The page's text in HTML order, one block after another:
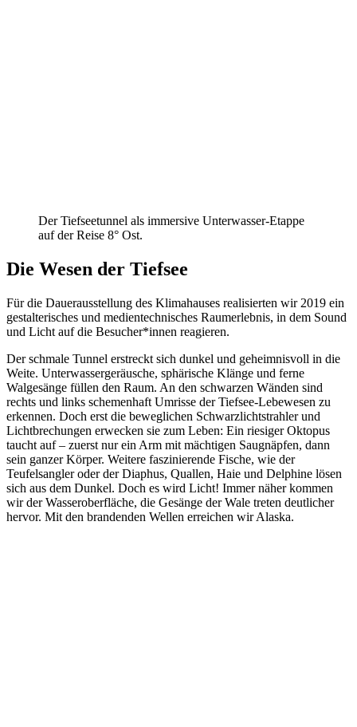
Der Tiefseetunnel als immersive Unterwasser-Etappe
auf der Reise 8° Ost.
Die Wesen der Tiefsee
Für die Dauerausstellung des Klimahauses realisierten wir 2019 ein
gestalterisches und medientechnisches Raumerlebnis, in dem Sound
und Licht auf die Besucher*innen reagieren.
Der schmale Tunnel erstreckt sich dunkel und geheimnisvoll in die
Weite. Unterwassergeräusche, sphärische Klänge und ferne
Walgesänge füllen den Raum. An den schwarzen Wänden sind
rechts und links schemenhaft Umrisse der Tiefsee-Lebewesen zu
erkennen. Doch erst die beweglichen Schwarzlichtstrahler und
Lichtbrechungen erwecken sie zum Leben: Ein riesiger Oktopus
taucht auf – zuerst nur ein Arm mit mächtigen Saugnäpfen, dann
sein ganzer Körper. Weitere faszinierende Fische, wie der
Teufelsangler oder der Diaphus, Quallen, Haie und Delphine lösen
sich aus dem Dunkel. Doch es wird Licht! Immer näher kommen
wir der Wasseroberfläche, die Gesänge der Wale treten deutlicher
hervor. Mit den brandenden Wellen erreichen wir Alaska.